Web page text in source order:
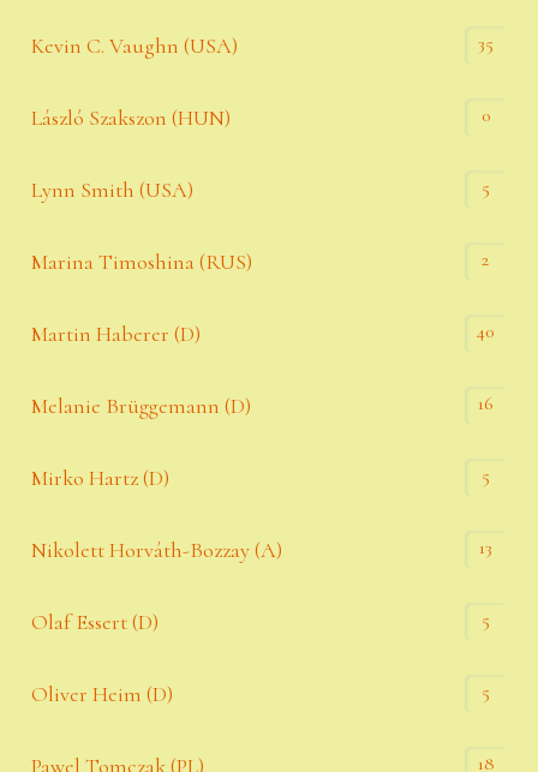
Kevin C. Vaughn (USA) 35
László Szakszon (HUN) 0
Lynn Smith (USA) 5
Marina Timoshina (RUS) 2
Martin Haberer (D) 40
Melanie Brüggemann (D) 16
Mirko Hartz (D) 5
Nikolett Horváth-Bozzay (A) 13
Olaf Essert (D) 5
Oliver Heim (D) 5
Pawel Tomczak (PL) 18